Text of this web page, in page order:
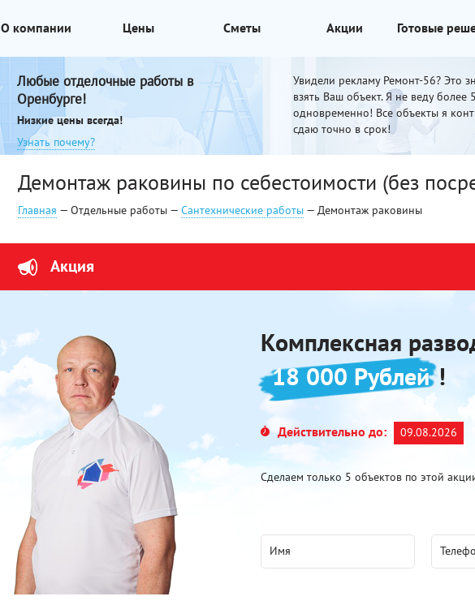
О компании Цены Сметы Акции Готовые
Любые отделочные работы в
Оренбурге!
Низкие цены всегда!
Узнать почему?
Увидели рекламу Ремонт-56? Это
взять Ваш объект. Я не веду более
одновременно! Все объекты я
сдаю точно в срок!
Демонтаж раковины по себестоимости (без
Главная — Отдельные работы — Сантехнические работы — Демонтаж раковины
Акция
Комплексная
18 000 Рублей !
Действительно до: 09.08.2026
Сделаем только 5 объектов по этой